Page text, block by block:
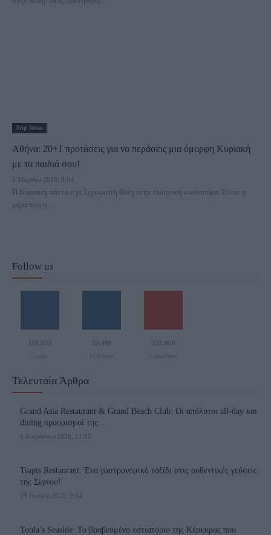
Trip Ideas
Αθήνα: 20+1 προτάσεις για να περάσεις μια όμορφη Κυριακή
με τα παιδιά σου!
3 Μαρτίου 2019, 9:04
Η Κυριακή πάντα είχε ξεχωριστή θέση στην ελληνική κουλτούρα. Είναι η
μέρα που η...
Follow us
110,023 35,490 218,000
Τελευταία Άρθρα
Grand Asia Restaurant & Grand Beach Club: Οι απόλυτοι all-day και
dining προορισμοί της...
6 Αυγούστου 2026, 11:05
Tsapis Restaurant: Ένα γαστρονομικό ταξίδι στις αυθεντικές γεύσεις
της Σίφνου!
29 Ιουλίου 2026, 9:54
Toula’s Seaside: Το βραβευμένο εστιατόριο της Κέρκυρας που